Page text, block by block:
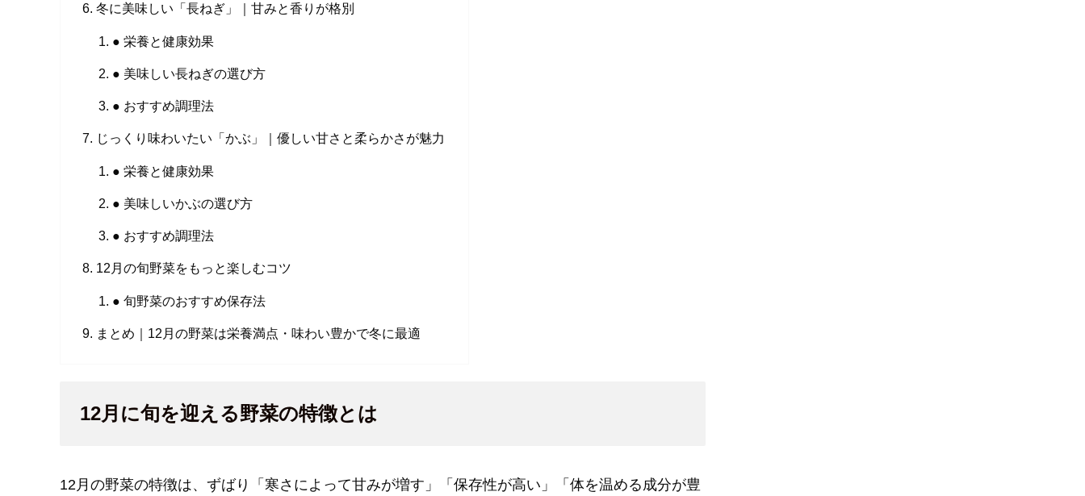
冬に美味しい「長ねぎ」｜甘みと香りが格別
● 栄養と健康効果
● 美味しい長ねぎの選び方
● おすすめ調理法
じっくり味わいたい「かぶ」｜優しい甘さと柔らかさが魅力
● 栄養と健康効果
● 美味しいかぶの選び方
● おすすめ調理法
12月の旬野菜をもっと楽しむコツ
● 旬野菜のおすすめ保存法
まとめ｜12月の野菜は栄養満点・味わい豊かで冬に最適
12月に旬を迎える野菜の特徴とは
12月の野菜の特徴は、ずばり「寒さによって甘みが増す」「保存性が高い」「体を温める成分が豊